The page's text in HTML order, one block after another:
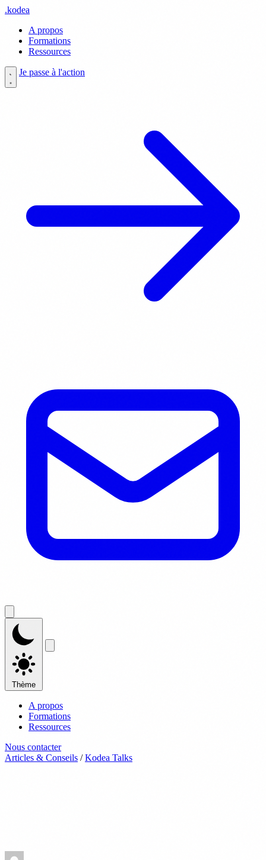
.kodea
A propos
Formations
Ressources
Je passe à l'action
Thème
A propos
Formations
Ressources
Nous contacter
Articles & Conseils / Kodea Talks